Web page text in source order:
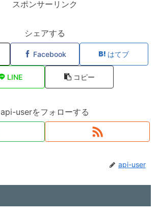
スポンサーリンク
シェアする
Facebook はてブ
LINE コピー
api-userをフォローする
api-user